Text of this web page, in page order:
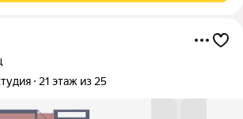
21 этаж из 25